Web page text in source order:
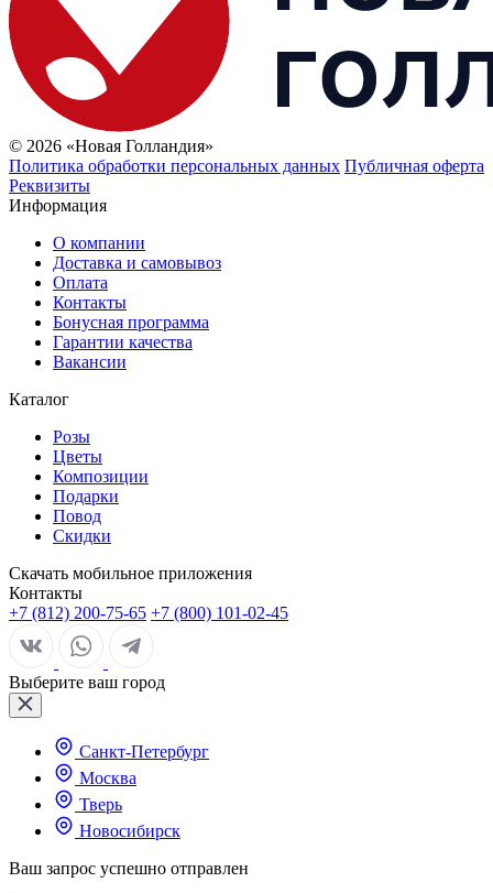
© 2026 «Новая Голландия»
Политика обработки персональных данных Публичная оферта
Реквизиты
Информация
О компании
Доставка и самовывоз
Оплата
Контакты
Бонусная программа
Гарантии качества
Вакансии
Каталог
Розы
Цветы
Композиции
Подарки
Повод
Скидки
Скачать мобильное приложения
Контакты
+7 (812) 200-75-65 +7 (800) 101-02-45
Выберите ваш город
Санкт-Петербург
Москва
Тверь
Новосибирск
Ваш запрос успешно отправлен